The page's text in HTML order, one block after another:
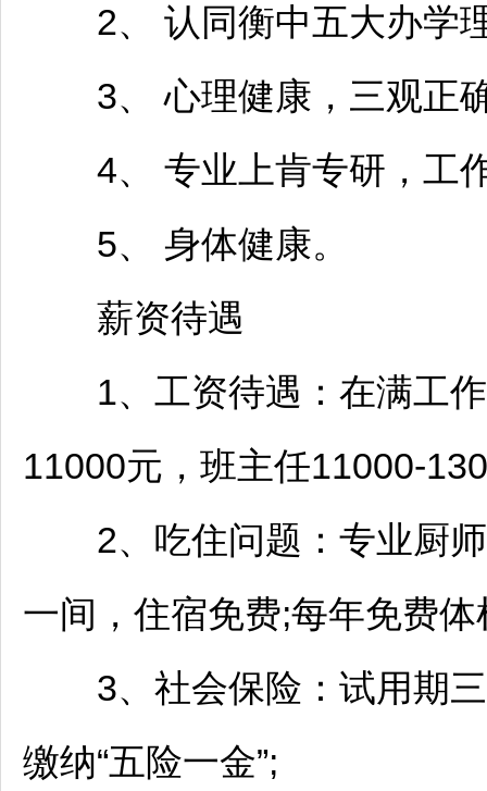
2、 认同衡中五大办学
3、 心理健康，三观正
4、 专业上肯专研，工
5、 身体健康。
薪资待遇
1、工资待遇：在满工作
11000元，班主任11000-
2、吃住问题：专业厨师
一间，住宿免费;每年免费
3、社会保险：试用期三
缴纳“五险一金”;